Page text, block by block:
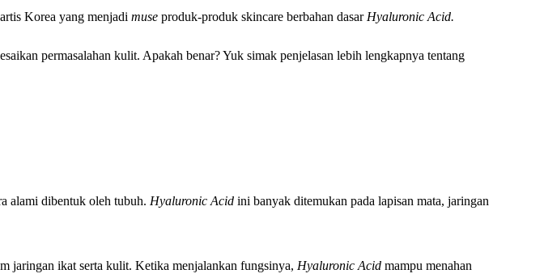
Korea yang menjadimuse produk-produk skincare berbahan dasar Hyaluronic Acid.
permasalahan kulit. Apakah benar? Yuk simak penjelasan lebih lengkapnya tentang
alami dibentuk oleh tubuh. Hyaluronic Acidini banyak ditemukan pada lapisan mata, jaringan
jaringan ikat serta kulit. Ketika menjalankan fungsinya, Hyaluronic Acidmampu menahan